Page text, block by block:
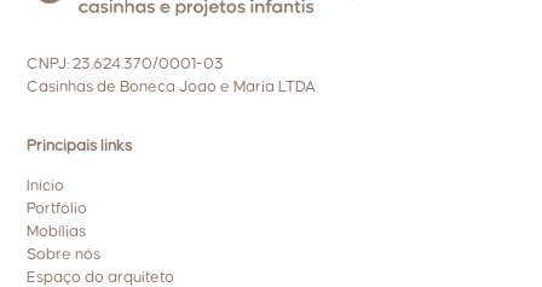
CNPJ: 23.624.370/0001-03
Casinhas de Boneca Joao e Maria LTDA
Principais links
Início
Portfólio
Mobílias
Sobre nós
Espaço do arquiteto